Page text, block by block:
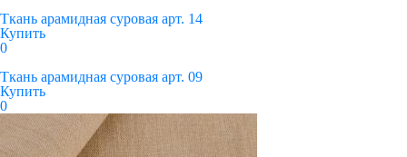
Ткань арамидная суровая арт. 14
Купить
0
Ткань арамидная суровая арт. 09
Купить
0